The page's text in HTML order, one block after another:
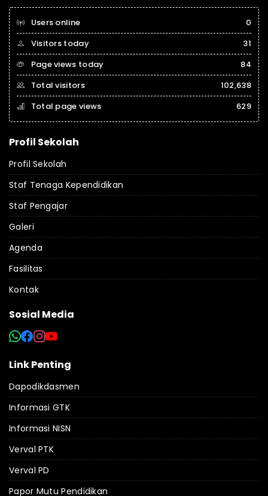
Users online
0
Visitors today
31
Page views today
84
Total visitors
102,638
Total page views
629
Profil Sekolah
Profil Sekolah
Staf Tenaga Kependidikan
Staf Pengajar
Galeri
Agenda
Fasilitas
Kontak
Sosial Media
Link Penting
Dapodikdasmen
Informasi GTK
Informasi NISN
Verval PTK
Verval PD
Papor Mutu Pendidikan